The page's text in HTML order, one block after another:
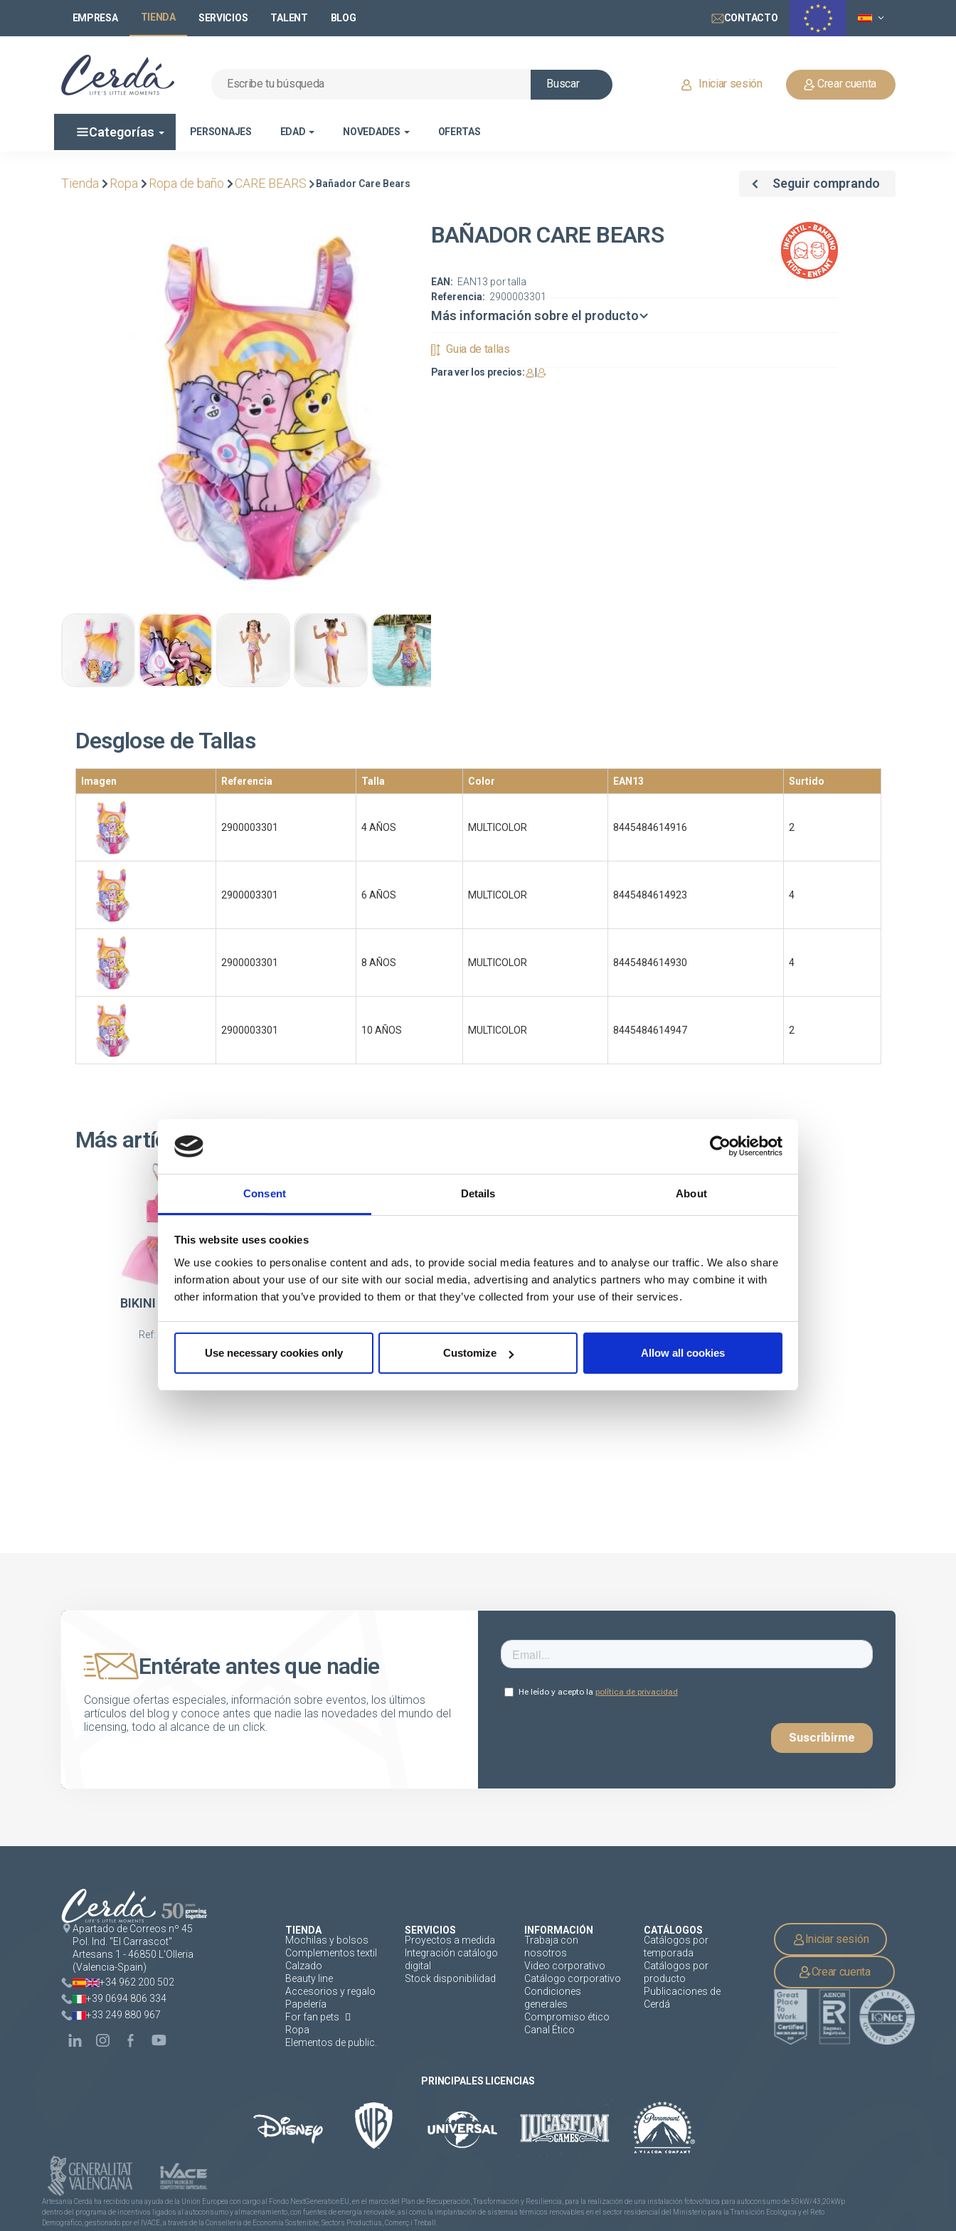
Consent Details About
This website uses cookies
We use cookies to personalise content and ads, to provide social media features and to analyse our traffic. We also share
information about your use of our site with our social media, advertising and analytics partners who may combine it with
other information that you’ve provided to them or that they’ve collected from your use of their services.
Use necessary cookies only Customize Allow all cookies
EMPRESA TIENDA SERVICIOS TALENT BLOG CONTACTO
Buscar Iniciar sesión Crear cuenta
Categorías PERSONAJES EDAD NOVEDADES OFERTAS
Tienda Ropa Ropa de baño CARE BEARS Bañador Care Bears Seguir comprando
BAÑADOR CARE BEARS
Referencia: 2900003301
EAN: EAN13 por talla
Más información sobre el producto
Guia de tallas
Para ver los precios:
Desglose de Tallas
Imagen Referencia Talla Color EAN13 Surtido
2900003301 4 AÑOS MULTICOLOR 8445484614916 2
2900003301 6 AÑOS MULTICOLOR 8445484614923 4
2900003301 8 AÑOS MULTICOLOR 8445484614930 4
2900003301 10 AÑOS MULTICOLOR 8445484614947 2
Más artículos CARE BEARS
BIKINI CARE BEARS
Ref: 2900003302
BOLSO CARE BEARS
Ref: 2100006343
Entérate antes que nadie
Consigue ofertas especiales, información sobre eventos, los últimos
artículos del blog y conoce antes que nadie las novedades del mundo del
licensing, todo al alcance de un click.
Apartado de Correos nº 45
Pol. Ind. "El Carrascot"
Artesans 1 - 46850 L'Olleria
(Valencia-Spain)
+34 962 200 502
+39 0694 806 334
+33 249 880 967
TIENDA
Mochilas y bolsos
Complementos textil
Calzado
Beauty line
Accesorios y regalo
Papelería
For fan pets
Ropa
Elementos de public.
SERVICIOS
Proyectos a medida
Integración catálogo
digital
Stock disponibilidad
INFORMACIÓN
Trabaja con
nosotros
Video corporativo
Catálogo corporativo
Condiciones
generales
Compromiso ético
Canal Ético
CATÁLOGOS
Catálogos por
temporada
Catálogos por
producto
Publicaciones de
Cerdá
Iniciar sesión
Crear cuenta
PRINCIPALES LICENCIAS
Artesanía Cerdá ha recibido una ayuda de la Unión Europea con cargo al Fondo NextGenerationEU, en el marco del Plan de Recuperación, Trasformación y Resiliencia, para la realización de una instalación fotovoltaica para autoconsumo de 50kW/43,20kWp
dentro del programa de incentivos ligados al autoconsumo y almacenamiento, con fuentes de energía renovable, así como la implantación de sistemas térmicos renovables en el sector residencial del Ministerio para la Transición Ecológica y el Reto
Demográfico, gestionado por el IVACE, a través de la Consellería de Economía Sostenible, Sectors Productius, Comerç i Treball.